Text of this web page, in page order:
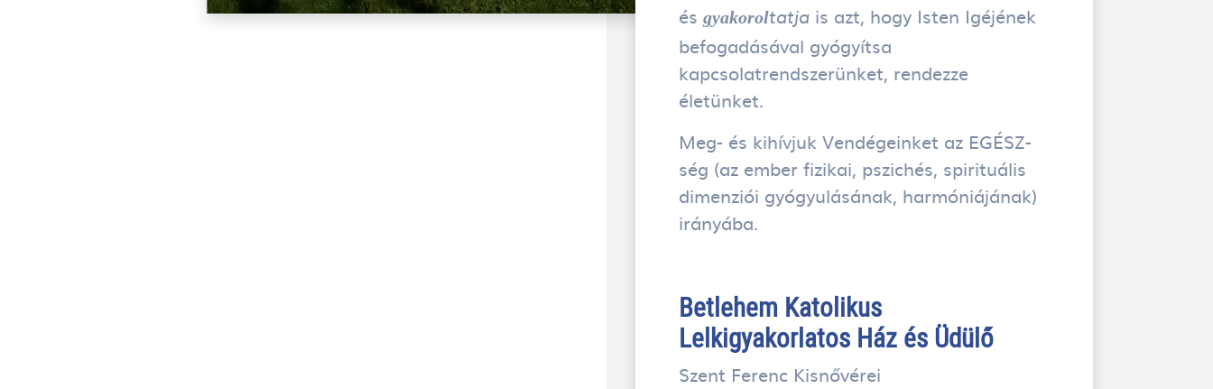
ésgyakoroltatja is azt, hogy Isten Igéjének
befogadásával gyógyítsa
kapcsolatrendszerünket, rendezze
életünket.
Meg- és kihívjuk Vendégeinket az EGÉSZ-
ség (az ember fizikai, pszichés, spirituális
dimenziói gyógyulásának, harmóniájának)
irányába.
Betlehem Katolikus
Lelkigyakorlatos Ház és Üdülő
Szent Ferenc Kisnővérei